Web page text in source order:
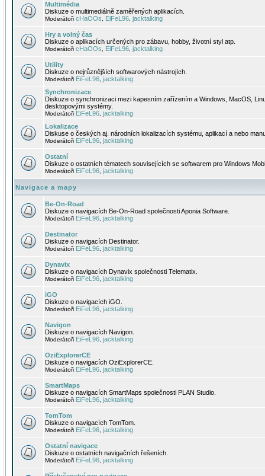
Multimédia
Diskuze o multimediálně zaměřených aplikacích.
Moderátoři cHaOOs EiFeL96 jacktalking
Hry a volný čas
Diskuze o aplikacích určených pro zábavu, hobby, životní styl atp.
Moderátoři cHaOOs EiFeL96 jacktalking
Utility
Diskuze o nejrůznějších softwarových nástrojích.
Moderátoři EiFeL96 jacktalking
Synchronizace
Diskuze o synchronizaci mezi kapesním zařízením a Windows, MacOS,
desktopovými systémy.
Moderátoři EiFeL96 jacktalking
Lokalizace
Diskuse o českých aj. národních lokalizacích systému, aplikací a nebo
Moderátoři EiFeL96 jacktalking
Ostatní
Diskuze o ostatních tématech souvisejících se softwarem pro Windows
Moderátoři EiFeL96 jacktalking
Navigace a mapy
Be-On-Road
Diskuze o navigacích Be-On-Road společnosti Aponia Software.
Moderátoři EiFeL96 jacktalking
Destinator
Diskuze o navigacích Destinator.
Moderátoři EiFeL96 jacktalking
Dynavix
Diskuze o navigacích Dynavix společnosti Telematix.
Moderátoři EiFeL96 jacktalking
iGO
Diskuze o navigacích iGO.
Moderátoři EiFeL96 jacktalking
Navigon
Diskuze o navigacích Navigon.
Moderátoři EiFeL96 jacktalking
OziExplorerCE
Diskuze o navigacích OziExplorerCE.
Moderátoři EiFeL96 jacktalking
SmartMaps
Diskuze o navigacích SmartMaps společnosti PLAN Studio.
Moderátoři EiFeL96 jacktalking
TomTom
Diskuze o navigacích TomTom.
Moderátoři EiFeL96 jacktalking
Ostatní navigace
Diskuze o ostatních navigačních řešeních.
Moderátoři EiFeL96 jacktalking